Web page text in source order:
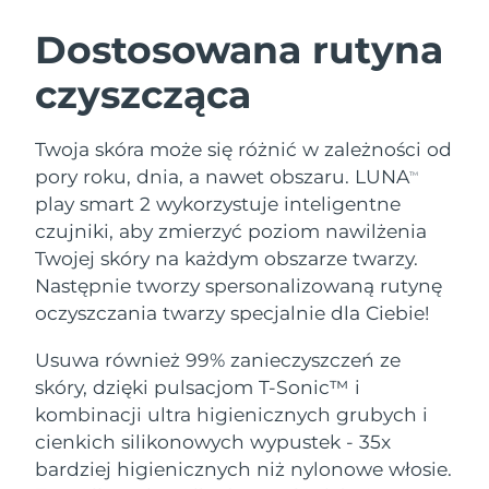
Dostosowana rutyna
czyszcząca
Twoja skóra może się różnić w zależności od
pory roku, dnia, a nawet obszaru. LUNATM
play smart 2 wykorzystuje inteligentne
czujniki, aby zmierzyć poziom nawilżenia
Twojej skóry na każdym obszarze twarzy.
Następnie tworzy spersonalizowaną rutynę
oczyszczania twarzy specjalnie dla Ciebie!
Usuwa również 99% zanieczyszczeń ze
skóry, dzięki pulsacjom T-Sonic™ i
kombinacji ultra higienicznych grubych i
cienkich silikonowych wypustek - 35x
bardziej higienicznych niż nylonowe włosie.
Oczyszczanie twarzy
LUNA™ 4 zestaw
Anti-aging massage
LUNA™ 4 Plus
Massage, LED heating
LUNA™ 4 Men
For men, anti-aging massage
Lifting twarzy
BEAR™ 2 zestaw
Microcurrent toning
BEAR™ 2 go
Microcurrent toning on-the-go
BEAR™ 2 eyes & lips
Microcurrent line smoothing device
Nawilżenie
UFO™ 3 zestaw
Deep facial hydration
UFO™ 3 LED
Near-infrared and red light therapy
device
Pielęgnacja jamy
ustnej
issa™ 4
Hybrid silicone sonic toothbrush
issa™ 4 plus
Smart hybrid silicone sonic toothbrush
FAQ™ ZABIEG ANTI-AGING
Anti-aging Zabiegi LED
NEW
Australia
Austria
Oczekiwany czas dostawy
Bahrajn
Oczekiwany czas dostawy
8/11/26
Belgia
Oczekiwany czas dostawy
8/10/26
Bermudy
Bośnia i
Hercegowina
Oczekiwany czas dostawy
Oczekiwany czas dostawy